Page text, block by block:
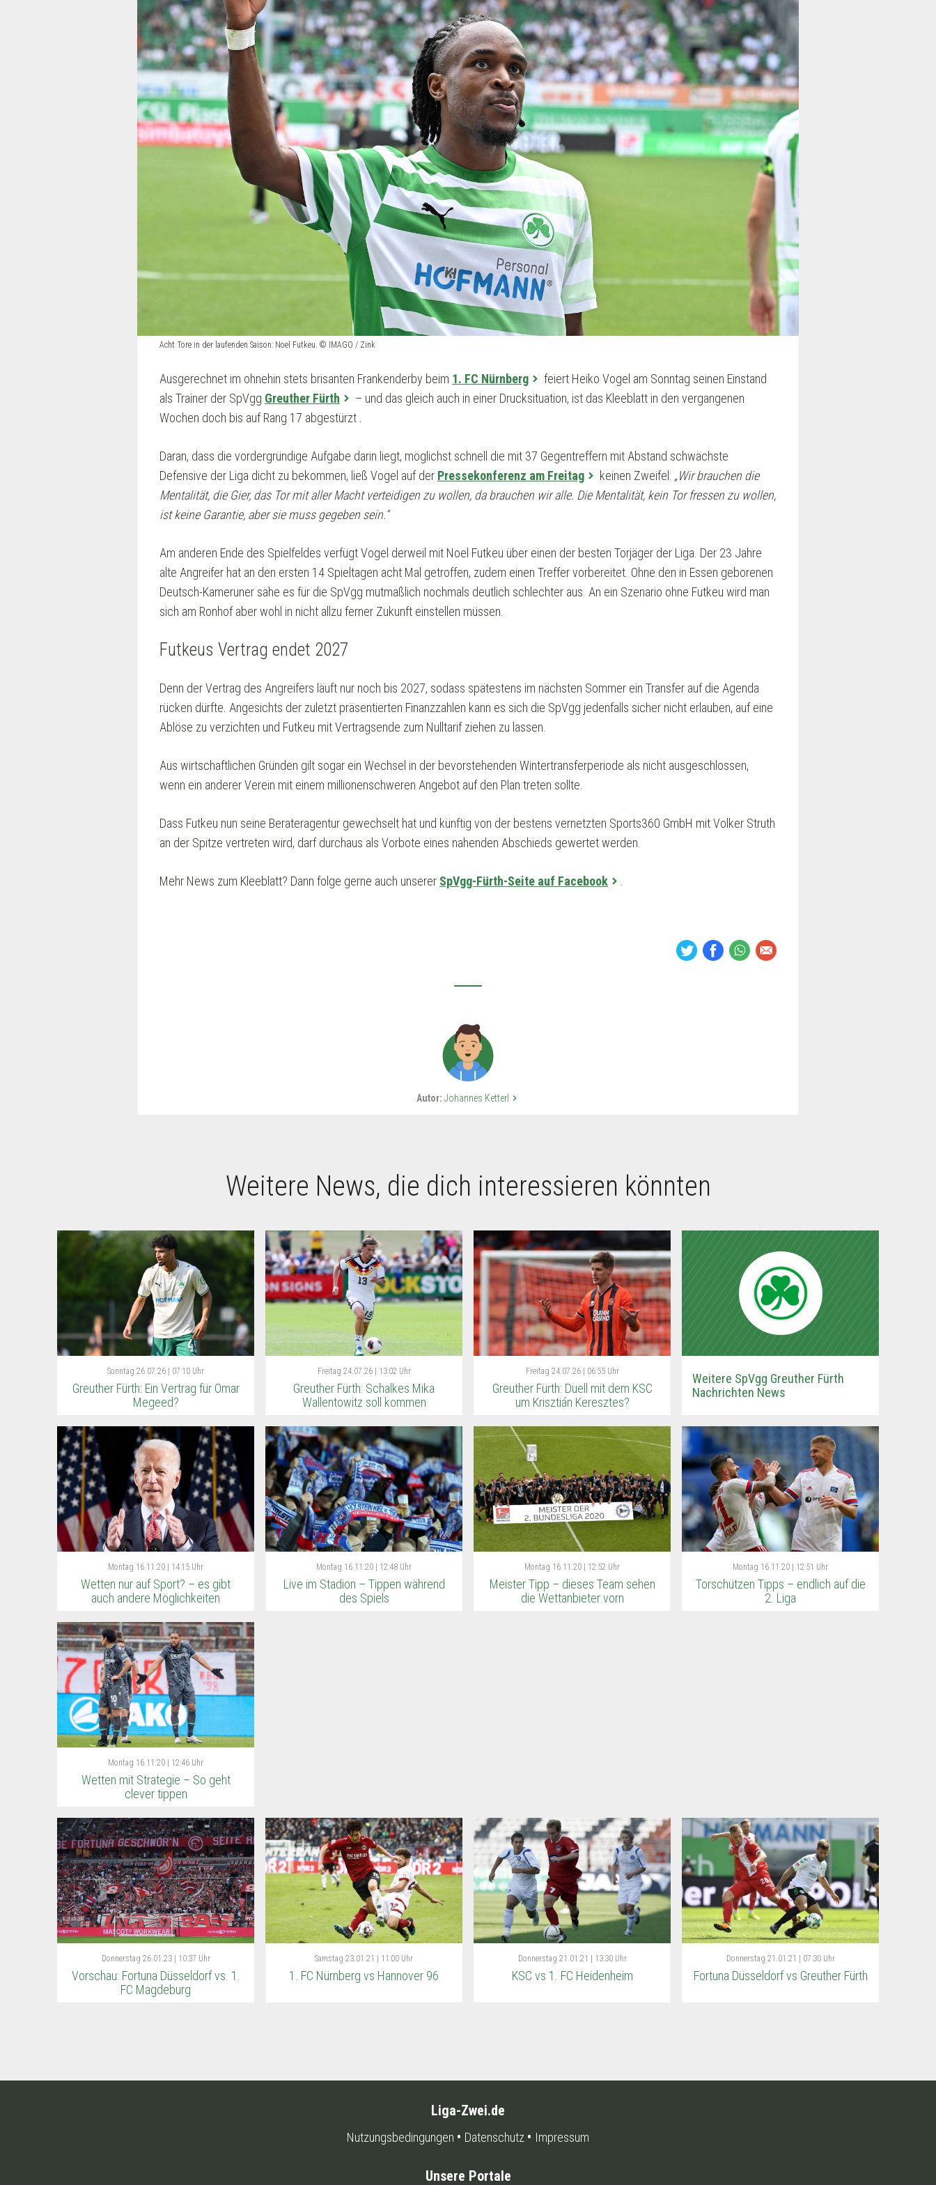
Acht Tore in der laufenden Saison: Noel Futkeu. © IMAGO / Zink
Ausgerechnet im ohnehin stets brisanten Frankenderby beim 1. FC Nürnberg
feiert Heiko Vogel am Sonntag seinen Einstand
als Trainer der SpVgg Greuther Fürth
– und das gleich auch in einer Drucksituation, ist das Kleeblatt in den vergangenen
Wochen doch bis auf Rang 17 abgestürzt .
Daran, dass die vordergründige Aufgabe darin liegt, möglichst schnell die mit 37 Gegentreffern mit Abstand schwächste
Defensive der Liga dicht zu bekommen, ließ Vogel auf der Pressekonferenz am Freitag keinen Zweifel: „Wir brauchen die
Mentalität, die Gier, das Tor mit aller Macht verteidigen zu wollen, da brauchen wir alle. Die Mentalität, kein Tor fressen zu wollen,
ist keine Garantie, aber sie muss gegeben sein.“
Am anderen Ende des Spielfeldes verfügt Vogel derweil mit Noel Futkeu über einen der besten Torjäger der Liga. Der 23 Jahre
alte Angreifer hat an den ersten 14 Spieltagen acht Mal getroffen, zudem einen Treffer vorbereitet. Ohne den in Essen geborenen
Deutsch-Kameruner sähe es für die SpVgg mutmaßlich nochmals deutlich schlechter aus. An ein Szenario ohne Futkeu wird man
sich am Ronhof aber wohl in nicht allzu ferner Zukunft einstellen müssen.
Futkeus Vertrag endet 2027
Denn der Vertrag des Angreifers läuft nur noch bis 2027, sodass spätestens im nächsten Sommer ein Transfer auf die Agenda
rücken dürfte. Angesichts der zuletzt präsentierten Finanzzahlen kann es sich die SpVgg jedenfalls sicher nicht erlauben, auf eine
Ablöse zu verzichten und Futkeu mit Vertragsende zum Nulltarif ziehen zu lassen.
Aus wirtschaftlichen Gründen gilt sogar ein Wechsel in der bevorstehenden Wintertransferperiode als nicht ausgeschlossen,
wenn ein anderer Verein mit einem millionenschweren Angebot auf den Plan treten sollte.
Dass Futkeu nun seine Berateragentur gewechselt hat und künftig von der bestens vernetzten Sports360 GmbH mit Volker Struth
an der Spitze vertreten wird, darf durchaus als Vorbote eines nahenden Abschieds gewertet werden.
Mehr News zum Kleeblatt? Dann folge gerne auch unserer SpVgg-Fürth-Seite auf Facebook .
Autor: Johannes Ketterl keyboard_arrow_right
Weitere News, die dich interessieren könnten
Sonntag 26.07.26 | 07:10 Uhr
Greuther Fürth: Ein Vertrag für Omar
Megeed?
Freitag 24.07.26 | 13:02 Uhr
Greuther Fürth: Schalkes Mika
Wallentowitz soll kommen
Freitag 24.07.26 | 06:55 Uhr
Greuther Fürth: Duell mit dem KSC
um Krisztián Keresztes?
Weitere SpVgg Greuther Fürth
Nachrichten News
Montag 16.11.20 | 14:15 Uhr
Wetten nur auf Sport? – es gibt
auch andere Möglichkeiten
Montag 16.11.20 | 12:48 Uhr
Live im Stadion – Tippen während
des Spiels
Montag 16.11.20 | 12:52 Uhr
Meister Tipp – dieses Team sehen
die Wettanbieter vorn
Montag 16.11.20 | 12:51 Uhr
Torschützen Tipps – endlich auf die
2. Liga
Montag 16.11.20 | 12:46 Uhr
Wetten mit Strategie – So geht
clever tippen
Donnerstag 26.01.23 | 10:37 Uhr
Vorschau: Fortuna Düsseldorf vs. 1.
FC Magdeburg
Samstag 23.01.21 | 11:00 Uhr
1. FC Nürnberg vs Hannover 96
Donnerstag 21.01.21 | 13:30 Uhr
KSC vs 1. FC Heidenheim
Donnerstag 21.01.21 | 07:30 Uhr
Fortuna Düsseldorf vs Greuther Fürth
Liga-Zwei.de
Nutzungsbedingungen Datenschutz Impressum
Unsere Portale